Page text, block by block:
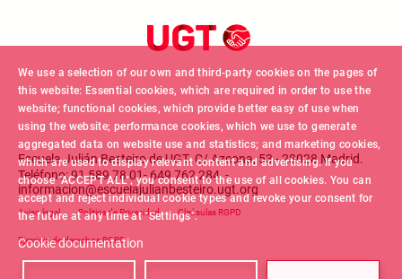
We use a selection of our own and third-party cookies on the pages of
this website: Essential cookies, which are required in order to use the
website; functional cookies, which provide better easy of use when
using the website; performance cookies, which we use to generate
aggregated data on website use and statistics; and marketing cookies,
which are used to display relevant content and advertising. If you
choose "ACCEPT ALL", you consent to the use of all cookies. You can
accept and reject individual cookie types and revoke your consent for
the future at any time at "Settings".
Cookie documentation
Escuela Julián Besteiro de UGT. C/ Azcona, 53 - 28028 Madrid.
Teléfono: 91 589 78 01- 649 762 284 -
informacion@escuelajulianbesteiro.ugt.org
Footer menu
Aviso legal Politica de Privacidad Claúsulas RGPD
Ejercicio de derechos RGPD